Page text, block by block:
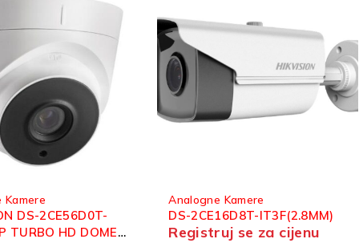
Kamere
IT3F(2.8MM)
se za cijenu
Analogne Kamere
HIKVISION DS-2CE12DF3T-
LFS 3.6M COLOR VU BULLET